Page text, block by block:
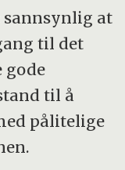
sannsynlig at
til det
gode
til å
pålitelige